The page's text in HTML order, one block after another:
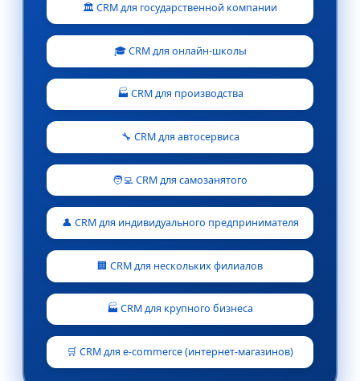
🏛️ CRM для государственной компании
🎓 CRM для онлайн-школы
🏭 CRM для производства
🔧 CRM для автосервиса
🧑‍💻 CRM для самозанятого
👤 CRM для индивидуального предпринимателя
🏢 CRM для нескольких филиалов
🏭 CRM для крупного бизнеса
🛒 CRM для e-commerce (интернет-магазинов)